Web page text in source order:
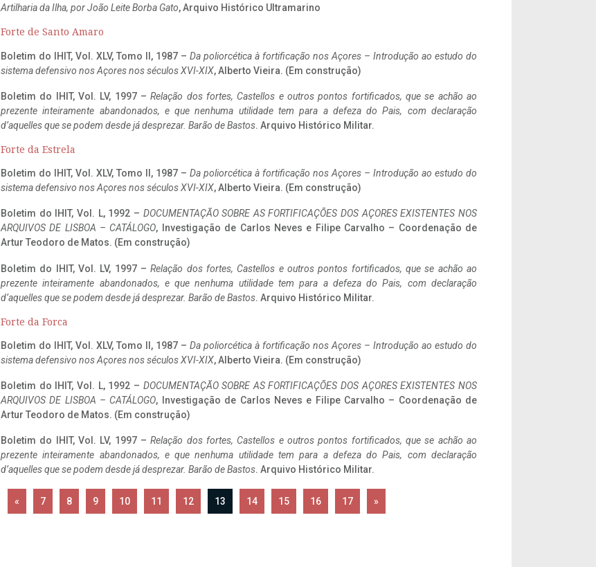
Artilharia da Ilha, por João Leite Borba Gato, Arquivo Histórico Ultramarino
Forte de Santo Amaro
Boletim do IHIT, Vol. XLV, Tomo II, 1987 – Da poliorcética à fortificação nos Açores – Introdução ao estudo do
sistema defensivo nos Açores nos séculos XVI-XIX, Alberto Vieira. (Em construção)
Boletim do IHIT, Vol. LV, 1997 –Relação dos fortes, Castellos e outros pontos fortificados, que se achão ao
prezente inteiramente abandonados, e que nenhuma utilidade tem para a defeza do Pais, com declaração
d’aquelles que se podem desde já desprezar. Barão de Bastos. Arquivo Histórico Militar.
Forte da Estrela
Boletim do IHIT, Vol. XLV, Tomo II, 1987 – Da poliorcética à fortificação nos Açores – Introdução ao estudo do
sistema defensivo nos Açores nos séculos XVI-XIX, Alberto Vieira. (Em construção)
Boletim do IHIT, Vol. L, 1992 – DOCUMENTAÇÃO SOBRE AS FORTIFICAÇÕES DOS AÇORES EXISTENTES NOS
ARQUIVOS DE LISBOA – CATÁLOGO, Investigação de Carlos Neves e Filipe Carvalho – Coordenação de
Artur Teodoro de Matos. (Em construção)
Boletim do IHIT, Vol. LV, 1997 –Relação dos fortes, Castellos e outros pontos fortificados, que se achão ao
prezente inteiramente abandonados, e que nenhuma utilidade tem para a defeza do Pais, com declaração
d’aquelles que se podem desde já desprezar. Barão de Bastos. Arquivo Histórico Militar.
Forte da Forca
Boletim do IHIT, Vol. XLV, Tomo II, 1987 – Da poliorcética à fortificação nos Açores – Introdução ao estudo do
sistema defensivo nos Açores nos séculos XVI-XIX, Alberto Vieira. (Em construção)
Boletim do IHIT, Vol. L, 1992 – DOCUMENTAÇÃO SOBRE AS FORTIFICAÇÕES DOS AÇORES EXISTENTES NOS
ARQUIVOS DE LISBOA – CATÁLOGO, Investigação de Carlos Neves e Filipe Carvalho – Coordenação de
Artur Teodoro de Matos. (Em construção)
Boletim do IHIT, Vol. LV, 1997 –Relação dos fortes, Castellos e outros pontos fortificados, que se achão ao
prezente inteiramente abandonados, e que nenhuma utilidade tem para a defeza do Pais, com declaração
d’aquelles que se podem desde já desprezar. Barão de Bastos. Arquivo Histórico Militar.
« 7 8 9 10 11 12 13 14 15 16 17 »